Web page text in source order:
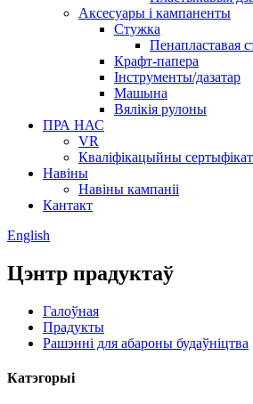
Аксесуары і кампаненты
Стужка
Пенапластавая
Крафт-папера
Інструменты/дазатар
Машына
Вялікія рулоны
ПРА НАС
VR
Кваліфікацыйны сертыфікат
Навіны
Навіны кампаніі
Кантакт
English
Цэнтр прадуктаў
Галоўная
Прадукты
Рашэнні для абароны будаўніцтва
Катэгорыі